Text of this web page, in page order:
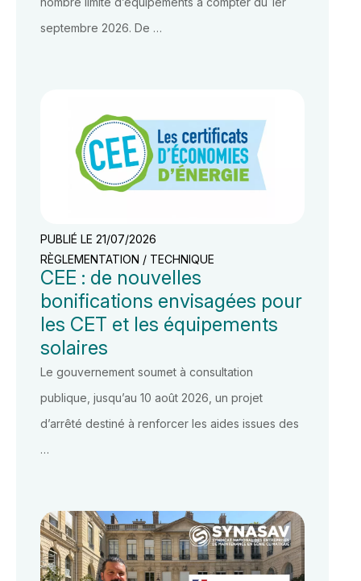
septembre 2026. De …
PUBLIÉ LE 21/07/2026
RÈGLEMENTATION / TECHNIQUE
CEE : de nouvelles
bonifications envisagées pour
les CET et les équipements
solaires
Le gouvernement soumet à consultation
publique, jusqu’au 10 août 2026, un projet
d’arrêté destiné à renforcer les aides issues des
…